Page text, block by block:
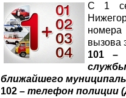
С 1
вызова
101
ближайшего
102 – телефон полиции